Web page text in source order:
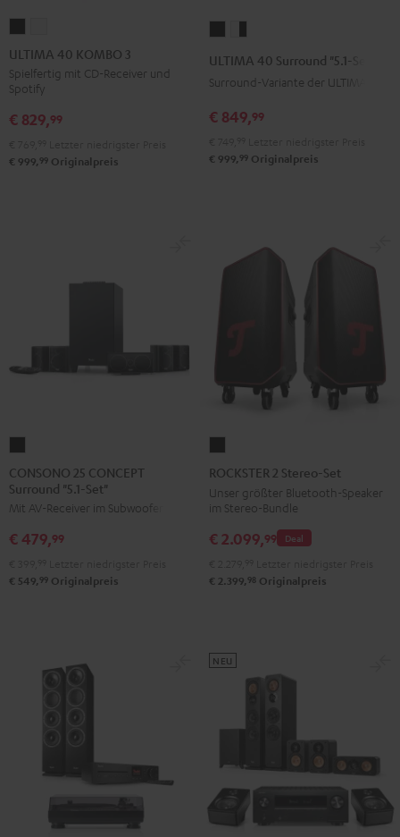
40
KOMBO
3
Schwarz
40
KOMBO
Weiß
ULTIMA 40 KOMBO 3
Spielfertig mit CD-Receiver und
Spotify
€ 829,99
€ 999, 99 Originalpreis
Set"Set"
/
ULTIMA 40 Surround "5.1-Set"
Surround-Variante der ULTIMA 40
€ 849,99
€ 999, 99 Originalpreis
25
CONCEPT
Surround
"5.1-
Schwarz
CONSONO 25 CONCEPT
Surround "5.1-Set"
Mit AV-Receiver im Subwoofer
€ 479,99
€ 549, 99 Originalpreis
2
Stereo-
Set
Schwarz
ROCKSTER 2 Stereo-Set
Unser größter Bluetooth-Speaker
im Stereo-Bundle
Deal
€ 2.099,99
€ 2.399, 98 Originalpreis
NEU